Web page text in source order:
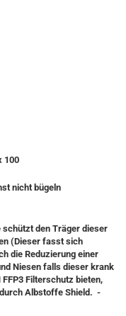
100
nicht bügeln
schützt den Träger dieser
(Dieser fasst sich
die Reduzierung einer
Niesen falls dieser krank
Filterschutz bieten,
Albstoffe Shield. -